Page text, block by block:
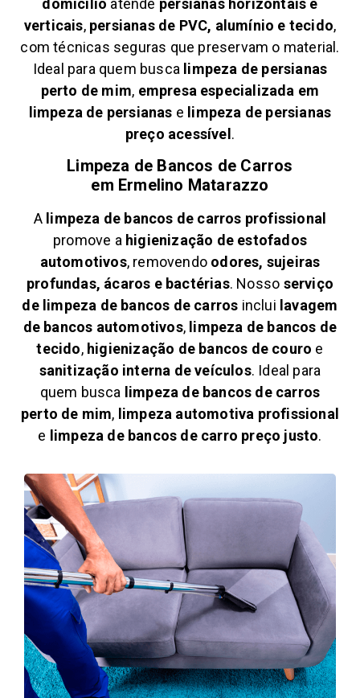
verticais, persianas de PVC, alumínio e tecido,
com técnicas seguras que preservam o material.
Ideal para quem busca limpeza de persianas
perto de mim, empresa especializada em
limpeza de persianas e limpeza de persianas
preço acessível.
Limpeza de Bancos de Carros
em Ermelino Matarazzo
A limpeza de bancos de carros profissional
promove a higienização de estofados
automotivos, removendo odores, sujeiras
profundas, ácaros e bactérias. Nosso serviço
de limpeza de bancos de carros inclui lavagem
de bancos automotivos, limpeza de bancos de
tecido, higienização de bancos de couro e
sanitização interna de veículos. Ideal para
quem busca limpeza de bancos de carros
perto de mim, limpeza automotiva profissional
e limpeza de bancos de carro preço justo.